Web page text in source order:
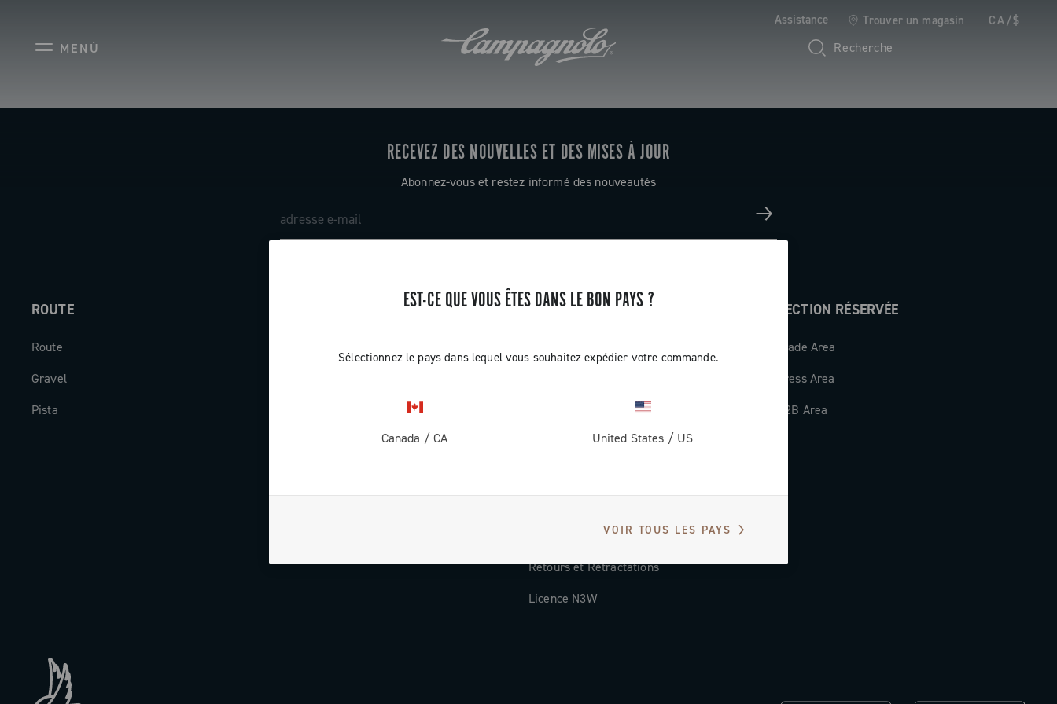
Assistance Trouver un magasin CA/$
MENÙ Recherche
EST-CE QUE VOUS ÊTES DANS LE BON PAYS ?
Sélectionnez le pays dans lequel vous souhaitez expédier votre commande.
Canada /CA United States / US
VOIR TOUS LES PAYS
RECEVEZ DES NOUVELLES ET DES MISES À JOUR
Abonnez-vous et restez informé des nouveautés
ROUTE
Route
Gravel
Pista
Travailler avec nous
ASSISTANCE
Pays et délais de livraison
Retours et Rétractations
Licence N3W
SECTION RÉSERVÉE
Trade Area
Press Area
B2B Area